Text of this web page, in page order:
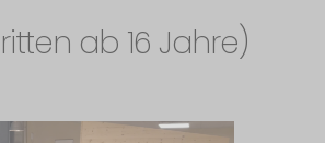
ab 16 Jahre)